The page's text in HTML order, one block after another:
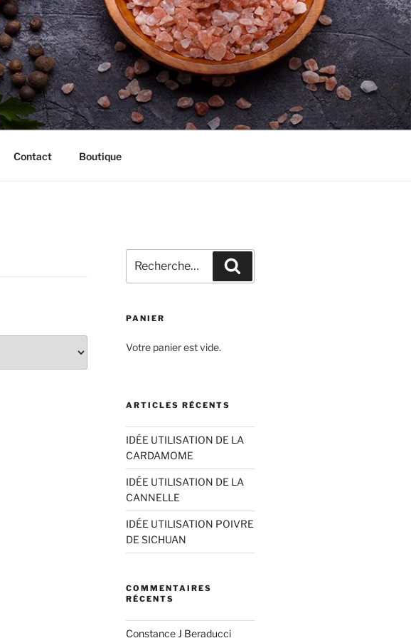
Contact Boutique
pour
:
PANIER
Votre panier est vide.
ARTICLES RÉCENTS
IDÉE UTILISATION DE LA
CARDAMOME
IDÉE UTILISATION DE LA
CANNELLE
IDÉE UTILISATION POIVRE
DE SICHUAN
COMMENTAIRES
RÉCENTS
Constance J Beraducci